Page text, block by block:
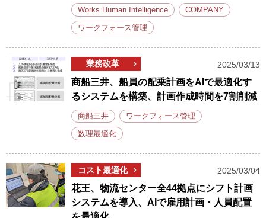
Works Human Intelligence COMPANY
ワークフォース管理
業務改革 2025/03/13
商船三井、船員の配乗計画をAIで最適化す
るシステムを構築、計画作成時間を7割削減
商船三井 ワークフォース管理
数理最適化
コスト最適化 2025/03/04
花王、物流センター全44拠点にシフト計画
システムを導入、AIで雇用計画・人員配置